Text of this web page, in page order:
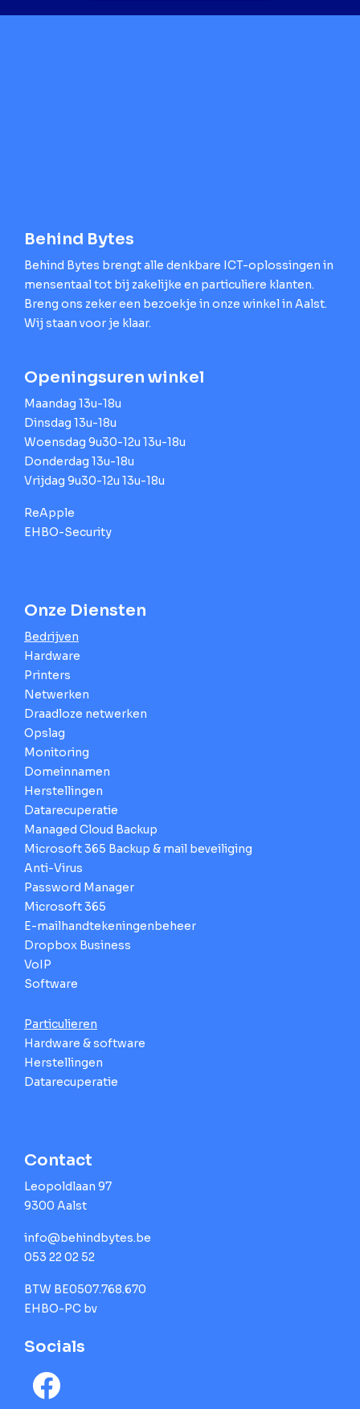
Behind Bytes
Behind Bytes brengt alle denkbare ICT-oplossingen in
mensentaal tot bij zakelijke en particuliere klanten.
Breng ons zeker een bezoekje in onze winkel in Aalst.
Wij staan voor je klaar.
Openingsuren winkel
Maandag 13u-18u
Dinsdag 13u-18u
Woensdag 9u30-12u 13u-18u
Donderdag 13u-18u
Vrijdag 9u30-12u 13u-18u
ReApple
EHBO-Security
Onze Diensten
Bedrijven
Hardware
Printers
Netwerken
Draadloze netwerken
Opslag
Monitoring
Domeinnamen
Herstellingen
Datarecuperatie
Managed Cloud Backup
Microsoft 365 Backup & mail beveiliging
Anti-Virus
Password Manager
Microsoft 365
E-mailhandtekeningenbeheer
Dropbox Business
VoIP
Software
Particulieren
Hardware & software
Herstellingen
Datarecuperatie
Contact
Leopoldlaan 97
9300 Aalst
info@behindbytes.be
053 22 02 52
BTW BE0507.768.670
EHBO-PC bv
Socials